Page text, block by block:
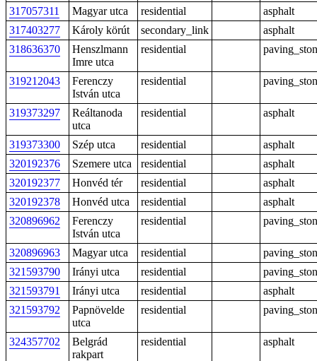
317057311 Magyar utca residential
asphalt
317403277
Károly körút secondary_link
asphalt
318636370
Henszlmann
Imre utca
residential
319212043
Ferenczy
István utca
residential
319373297
Reáltanoda
utca
residential asphalt
319373300 Szép utca residential
asphalt
320192376
Szemere utca residential
asphalt
320192377
Honvéd tér residential
asphalt
320192378
Honvéd utca residential
asphalt
320896962
Ferenczy
István utca
residential
320896963 Magyar utca residential
321593790
Irányi utca residential
321593791
Irányi utca residential
asphalt
321593792
Papnövelde
utca
residential
324357702
Belgrád
rakpart
residential asphalt